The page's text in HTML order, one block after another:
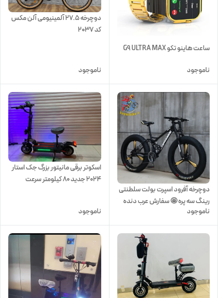
ساعت هاینو تکو G9 ULTRA MAX
ناموجود
دوچرخه 27.5 آلمینیومی آلن مکس
کد 2037
ناموجود
دوچرخه آفرود اسپرت بولت سلطنتی
رینگ سه پره 🤩 سفارش عرب دنده
خفاشی سایز 26
ناموجود
اسکوتر برقی مانیتور بزرگ جک استار
2024 جدید ۸۰ کیلومتر سرعت
ناموجود